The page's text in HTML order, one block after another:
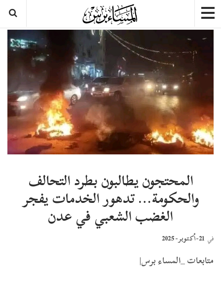
المحتجون يطالبون بطرد التحالف
والحكومة… تدهور الخدمات يفجر
الغضب الشعبي في عدن
في 21-أكتوبر- 2025
متابعات _المساء برس|